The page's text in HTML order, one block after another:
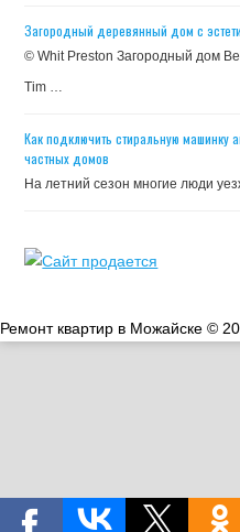
Загородный деревянный дом с
© Whit Preston Загородный дом
Tim …
Как подключить стиральную машинку
частных домов
На летний сезон многие люди
Ремонт квартир в Можайске ©